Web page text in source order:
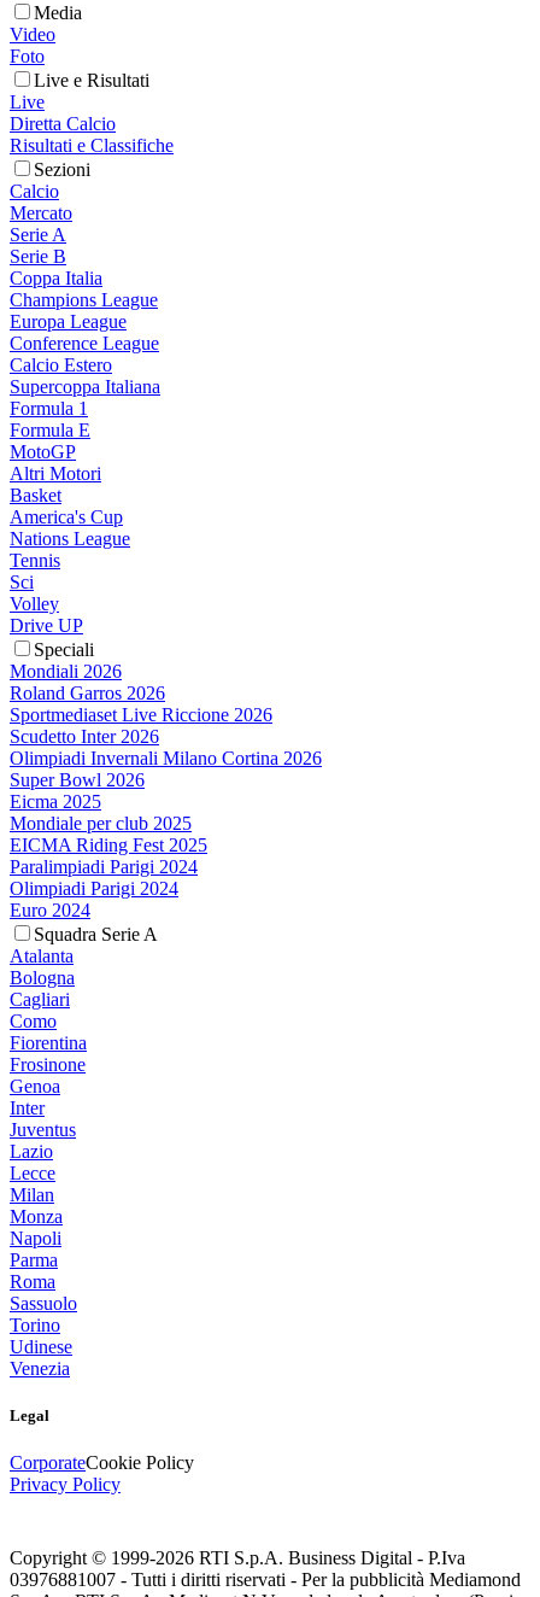
Media
Video
Foto
Live e Risultati
Live
Diretta Calcio
Risultati e Classifiche
Sezioni
Calcio
Mercato
Serie A
Serie B
Coppa Italia
Champions League
Europa League
Conference League
Calcio Estero
Supercoppa Italiana
Formula 1
Formula E
MotoGP
Altri Motori
Basket
America's Cup
Nations League
Tennis
Sci
Volley
Drive UP
Speciali
Mondiali 2026
Roland Garros 2026
Sportmediaset Live Riccione 2026
Scudetto Inter 2026
Olimpiadi Invernali Milano Cortina 2026
Super Bowl 2026
Eicma 2025
Mondiale per club 2025
EICMA Riding Fest 2025
Paralimpiadi Parigi 2024
Olimpiadi Parigi 2024
Euro 2024
Squadra Serie A
Atalanta
Bologna
Cagliari
Como
Fiorentina
Frosinone
Genoa
Inter
Juventus
Lazio
Lecce
Milan
Monza
Napoli
Parma
Roma
Sassuolo
Torino
Udinese
Venezia
Legal
CorporateCookie Policy
Privacy Policy
Copyright © 1999-2026 RTI S.p.A. Business Digital - P.Iva
03976881007 - Tutti i diritti riservati - Per la pubblicità Mediamond